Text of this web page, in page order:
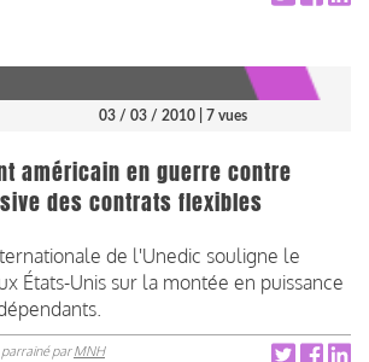
03 / 03 / 2010 | 7 vues
américain en guerre contre
des contrats flexibles
de l'Unedic souligne le
États-Unis sur la montée en puissance
parrainé parMNH